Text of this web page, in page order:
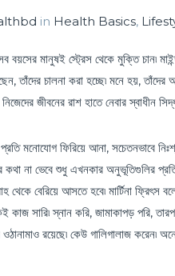
in Health Basics,
মানুষই স্ট্রেস থেকে মুক্তি চান৷
তাঁদের চালনা করা হচ্ছে৷ মনে হয়,
জীবনের রাশ হাতে নেবার স্বাধীন
মনোযোগ ফিরিয়ে আনা, সচেতনভাবে
না ভেবে শুধু এখনকার অনুভূতিগুলির
থেকে বেরিয়ে আসতে হবে৷ মার্টিনা
সারি৷ স্নান করি, জামাকাপড় পরি,
রয়েছে৷ কেউ গালিগালাজ করেন৷